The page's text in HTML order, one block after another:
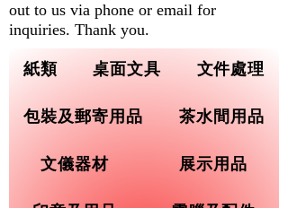
紙類 桌面文具 文件處理
包裝及郵寄用品 茶水間用品
文儀器材 展示用品
out to us via phone or email for
inquiries. Thank you.